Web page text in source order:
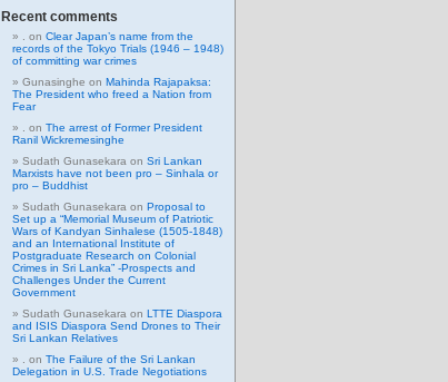
Recent comments
on Clear Japan’s name from the
records of the Tokyo Trials (1946 – 1948)
of committing war crimes
Gunasinghe on Mahinda Rajapaksa:
The President who freed a Nation from
Fear
on The arrest of Former President
Ranil Wickremesinghe
Sudath Gunasekara on Sri Lankan
Marxists have not been pro – Sinhala or
pro – Buddhist
Sudath Gunasekara on Proposal to
Set up a “Memorial Museum of Patriotic
Wars of Kandyan Sinhalese (1505-1848)
and an International Institute of
Postgraduate Research on Colonial
Crimes in Sri Lanka” -Prospects and
Challenges Under the Current
Government
Sudath Gunasekara on LTTE Diaspora
and ISIS Diaspora Send Drones to Their
Sri Lankan Relatives
on The Failure of the Sri Lankan
Delegation in U.S. Trade Negotiations